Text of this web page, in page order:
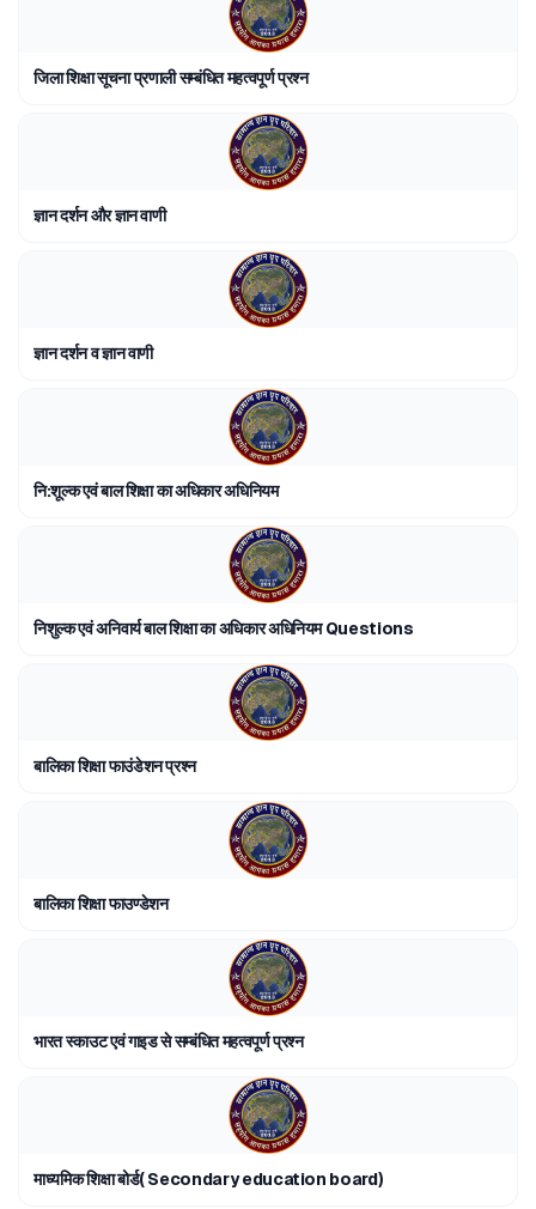
जिला शिक्षा सूचना प्रणाली सम्बंधित महत्वपूर्ण प्रश्न
ज्ञान दर्शन और ज्ञान वाणी
ज्ञान दर्शन व ज्ञान वाणी
नि:शूल्क एवं बाल शिक्षा का अधिकार अधिनियम
निशुल्क एवं अनिवार्य बाल शिक्षा का अधिकार अधिनियम Questions
बालिका शिक्षा फाउंडेशन प्रश्न
बालिका शिक्षा फाउण्डेशन
भारत स्काउट एवं गाइड से सम्बंधित महत्वपूर्ण प्रश्न
माध्यमिक शिक्षा बोर्ड( Secondary education board)